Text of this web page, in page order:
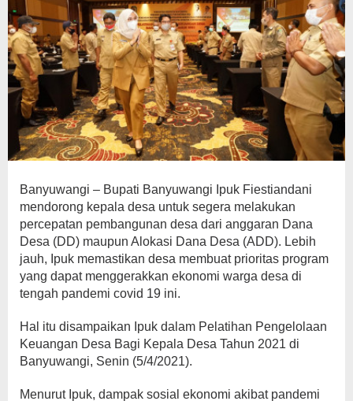
Banyuwangi – Bupati Banyuwangi Ipuk Fiestiandani
mendorong kepala desa untuk segera melakukan
percepatan pembangunan desa dari anggaran Dana
Desa (DD) maupun Alokasi Dana Desa (ADD). Lebih
jauh, Ipuk memastikan desa membuat prioritas program
yang dapat menggerakkan ekonomi warga desa di
tengah pandemi covid 19 ini.
Hal itu disampaikan Ipuk dalam Pelatihan Pengelolaan
Keuangan Desa Bagi Kepala Desa Tahun 2021 di
Banyuwangi, Senin (5/4/2021).
Menurut Ipuk, dampak sosial ekonomi akibat pandemi